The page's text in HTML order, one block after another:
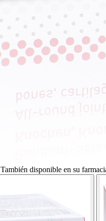
También disponible en su